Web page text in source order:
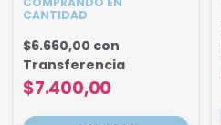
CANTIDAD
$7.400,00
$6.660,00 con
Transferencia